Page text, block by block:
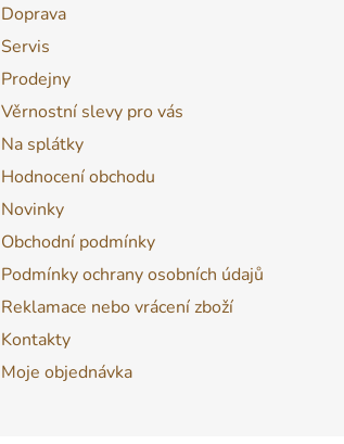
Doprava
Servis
Prodejny
Věrnostní slevy pro vás
Na splátky
Hodnocení obchodu
Novinky
Obchodní podmínky
Podmínky ochrany osobních údajů
Reklamace nebo vrácení zboží
Kontakty
Moje objednávka